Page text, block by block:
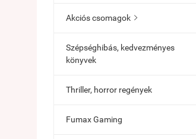
Akciós csomagok 
Szépséghibás, kedvezményes
könyvek
Thriller, horror regények
Fumax Gaming